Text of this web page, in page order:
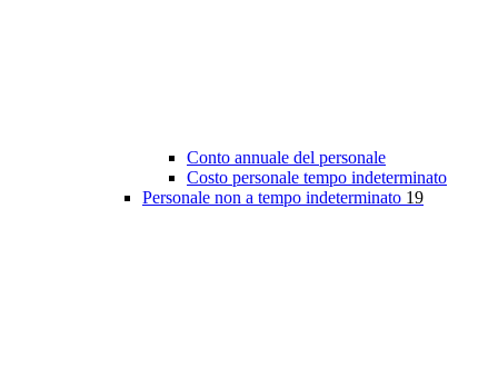
Conto annuale del personale
Costo personale tempo indeterminato
Personale non a tempo indeterminato 19